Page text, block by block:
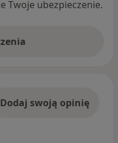
Twoje ubezpieczenie.
Dodaj swoją opinię